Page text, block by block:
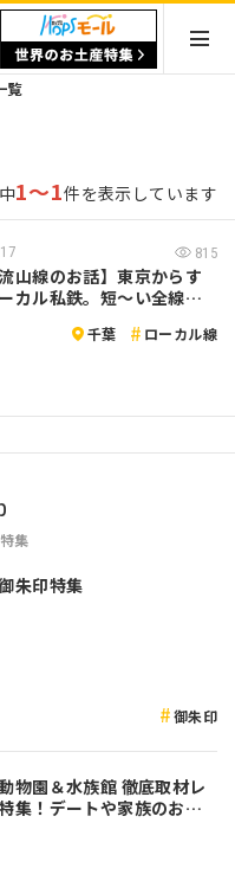
覧
1～1件を表示しています
815
流山線のお話】東京からす
カル私鉄。短～い全線
千葉 ローカル線
集
朱印特集
御朱印
物園＆水族館 徹底取材レ
集！デートや家族のおで